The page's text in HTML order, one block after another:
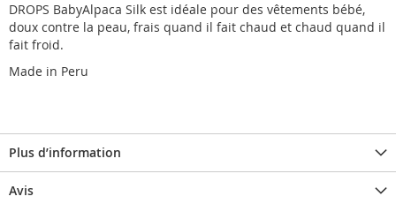
DROPS BabyAlpaca Silk est idéale pour des vêtements bébé,
doux contre la peau, frais quand il fait chaud et chaud quand il
fait froid.
Made in Peru
Plus d’information
Avis